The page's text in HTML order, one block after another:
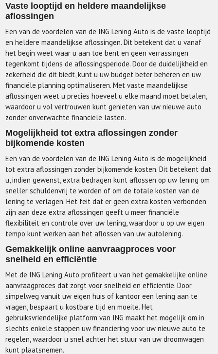
Vaste looptijd en heldere maandelijkse
aflossingen
Een van de voordelen van de ING Lening Auto is de vaste looptijd
en heldere maandelijkse aflossingen. Dit betekent dat u vanaf
het begin weet waar u aan toe bent en geen verrassingen
tegenkomt tijdens de aflossingsperiode. Door de duidelijkheid en
zekerheid die dit biedt, kunt u uw budget beter beheren en uw
financiële planning optimaliseren. Met vaste maandelijkse
aflossingen weet u precies hoeveel u elke maand moet betalen,
waardoor u vol vertrouwen kunt genieten van uw nieuwe auto
zonder onverwachte financiële lasten.
Mogelijkheid tot extra aflossingen zonder
bijkomende kosten
Een van de voordelen van de ING Lening Auto is de mogelijkheid
tot extra aflossingen zonder bijkomende kosten. Dit betekent dat
u, indien gewenst, extra bedragen kunt aflossen op uw lening om
sneller schuldenvrij te worden of om de totale kosten van de
lening te verlagen. Het feit dat er geen extra kosten verbonden
zijn aan deze extra aflossingen geeft u meer financiële
flexibiliteit en controle over uw lening, waardoor u op uw eigen
tempo kunt werken aan het aflossen van uw autolening.
Gemakkelijk online aanvraagproces voor
snelheid en efficiëntie
Met de ING Lening Auto profiteert u van het gemakkelijke online
aanvraagproces dat zorgt voor snelheid en efficiëntie. Door
simpelweg vanuit uw eigen huis of kantoor een lening aan te
vragen, bespaart u kostbare tijd en moeite. Het
gebruiksvriendelijke platform van ING maakt het mogelijk om in
slechts enkele stappen uw financiering voor uw nieuwe auto te
regelen, waardoor u snel achter het stuur van uw droomwagen
kunt plaatsnemen.